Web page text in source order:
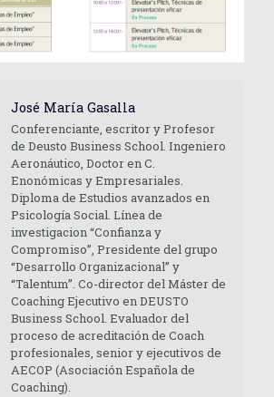
José María Gasalla
Conferenciante, escritor y Profesor
de Deusto Business School. Ingeniero
Aeronáutico, Doctor en C.
Enonómicas y Empresariales.
Diploma de Estudios avanzados en
Psicología Social. Línea de
investigacion “Confianza y
Compromiso”, Presidente del grupo
“Desarrollo Organizacional” y
“Talentum”. Co-director del Máster de
Coaching Ejecutivo en DEUSTO
Business School. Evaluador del
proceso de acreditación de Coach
profesionales, senior y ejecutivos de
AECOP (Asociación Española de
Coaching).